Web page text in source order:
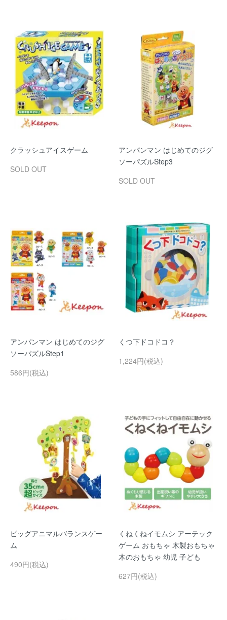
クラッシュアイスゲーム
SOLD OUT
アンパンマン はじめてのジグ
ソーパズルStep3
SOLD OUT
アンパンマン はじめてのジグ
ソーパズルStep1
586円(税込)
くつ下ドコドコ？
1,224円(税込)
ビッグアニマルバランスゲー
ム
490円(税込)
くねくねイモムシ アーテック
ゲーム おもちゃ 木製おもちゃ
木のおもちゃ 幼児 子ども
627円(税込)